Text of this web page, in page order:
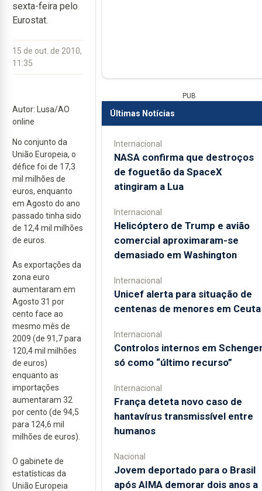
sexta-feira pelo
Eurostat.
15 de out. de 2010,
11:35
Autor: Lusa/AO
online
No conjunto da
União Europeia, o
défice foi de 17,3
mil milhões de
euros, enquanto
em Agosto do ano
passado tinha sido
de 12,4 mil milhões
de euros.
As exportações da
zona euro
aumentaram em
Agosto 31 por
cento face ao
mesmo mês de
2009 (de 91,7 para
120,4 mil milhões
de euros)
enquanto as
importações
aumentaram 32
por cento (de 94,5
para 124,6 mil
milhões de euros).
O gabinete de
estatísticas da
União Europeia
PUB
Últimas Notícias
Internacional
NASA confirma que destroços
de foguetão da SpaceX
atingiram a Lua
Internacional
Helicóptero de Trump e avião
comercial aproximaram-se
demasiado em Washington
Internacional
Unicef alerta para situação de
centenas de menores em Ceuta
Internacional
Controlos internos em
só como “último recurso”
Internacional
França deteta novo caso de
hantavírus transmissível entre
humanos
Nacional
Jovem deportado para o Brasil
após AIMA demorar dois anos a